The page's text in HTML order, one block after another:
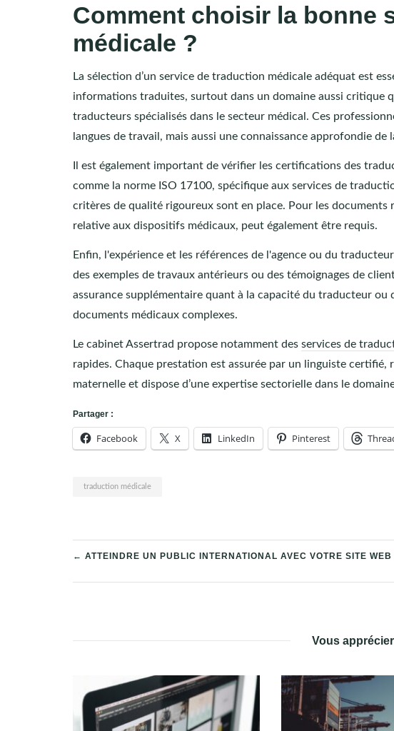
Comment choisir la bonne
médicale ?
La sélection d’un service de traduction médicale adéquat est
informations traduites, surtout dans un domaine aussi critique
traducteurs spécialisés dans le secteur médical. Ces
langues de travail, mais aussi une connaissance approfondie
Il est également important de vérifier les certifications des
comme la norme ISO 17100, spécifique aux services de
critères de qualité rigoureux sont en place. Pour les documents
relative aux dispositifs médicaux, peut également être requis.
Enfin, l'expérience et les références de l'agence ou du
des exemples de travaux antérieurs ou des témoignages de
assurance supplémentaire quant à la capacité du traducteur ou
documents médicaux complexes.
Le cabinet Assertrad propose notamment des services de
rapides. Chaque prestation est assurée par un linguiste
maternelle et dispose d’une expertise sectorielle dans le
Partager :
Facebook X LinkedIn Pinterest
traduction médicale
NAVIGATION
L’ARTICLE
← ATTEINDRE UN PUBLIC INTERNATIONAL AVEC VOTRE SITE
Vous